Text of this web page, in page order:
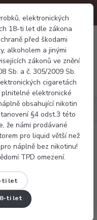
elektronických
18-ti let dle zákona
před škodami
alkoholem a jinými
zákonů ve znění
Sb. a č. 305/2009 Sb.
cigaretách
plnitelné elektronické
obsahující nikotin
§4 odst.3 této
že námi prodávané
pro liquid větší než
náplně bez nikotinu!
TPD omezení.
ti let
ti let
Menu
0 Kč
Voopoo Drag S3